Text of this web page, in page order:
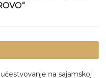
na sajamskoj